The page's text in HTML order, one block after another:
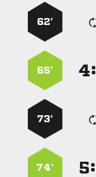
62’
:
65’
73’
:
74’